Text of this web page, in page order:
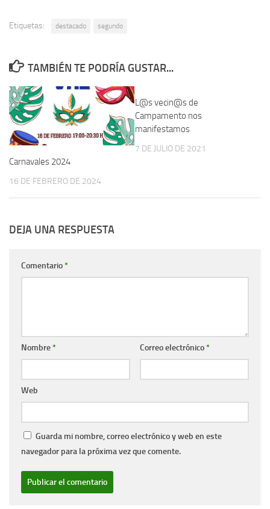
Etiquetas: destacado segundo
TAMBIÉN TE PODRÍA GUSTAR...
Carnavales 2024
16 DE FEBRERO DE 2024
L@s vecin@s de
Campamento nos
manifestamos
7 DE JULIO DE 2021
DEJA UNA RESPUESTA
Comentario*
Nombre* Correo electrónico*
Web
Guarda mi nombre, correo electrónico y web en este
navegador para la próxima vez que comente.